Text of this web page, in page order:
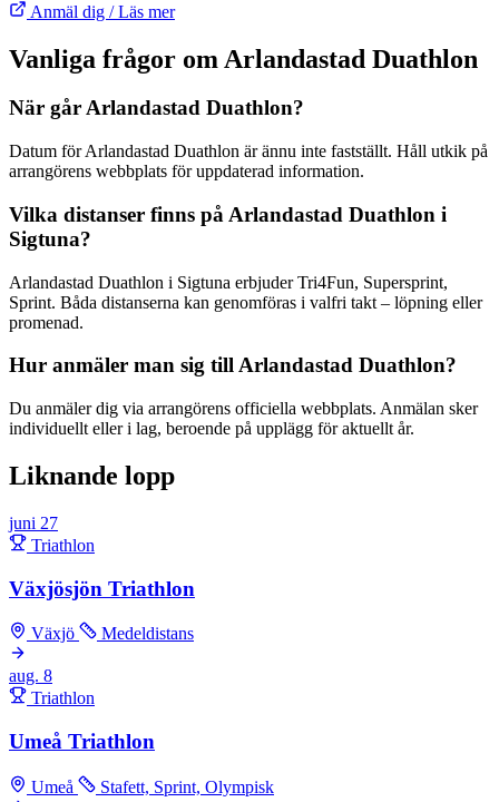
Anmäl dig / Läs mer
Vanliga frågor om Arlandastad Duathlon
När går Arlandastad Duathlon?
Datum för Arlandastad Duathlon är ännu inte fastställt. Håll utkik på
arrangörens webbplats för uppdaterad information.
Vilka distanser finns på Arlandastad Duathlon i
Sigtuna?
Arlandastad Duathlon i Sigtuna erbjuder Tri4Fun, Supersprint,
Sprint. Båda distanserna kan genomföras i valfri takt – löpning eller
promenad.
Hur anmäler man sig till Arlandastad Duathlon?
Du anmäler dig via arrangörens officiella webbplats. Anmälan sker
individuellt eller i lag, beroende på upplägg för aktuellt år.
Liknande lopp
juni 27
Triathlon
Växjösjön Triathlon
Växjö Medeldistans
aug. 8
Triathlon
Umeå Triathlon
Umeå Stafett, Sprint, Olympisk